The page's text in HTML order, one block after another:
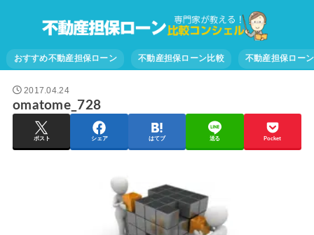
おすすめ不動産担保ローン 不動産担保ローン比較 不動産担保ロー
2017.04.24
omatome_728
ポスト シェア はてブ 送る Pocket